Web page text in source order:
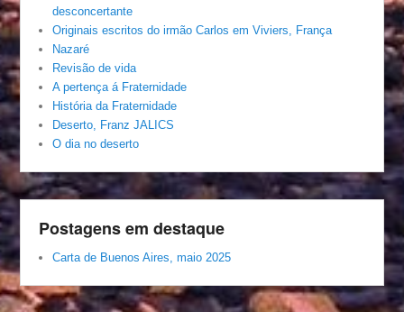
desconcertante
Originais escritos do irmão Carlos em Viviers, França
Nazaré
Revisão de vida
A pertença á Fraternidade
História da Fraternidade
Deserto, Franz JALICS
O dia no deserto
Postagens em destaque
Carta de Buenos Aires, maio 2025